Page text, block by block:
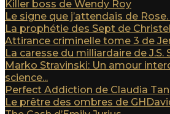
Killer boss de Wendy Roy
Le signe que j’attendais de Rose.
La prophétie des Sept de
Attirance criminelle tome 3 de
La caresse du milliardaire de J.S.
Marko Stravinski: Un amour
science...
Perfect Addiction de Claudia Tan
Le prêtre des ombres de